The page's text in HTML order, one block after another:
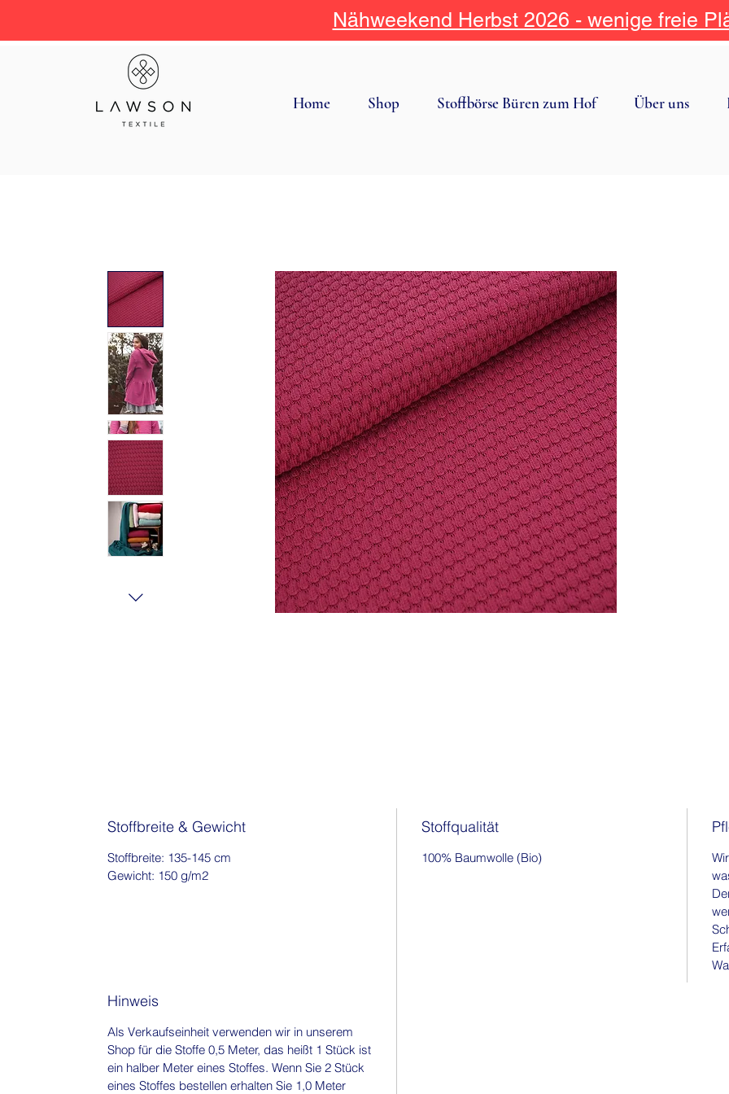
Nähweekend Herbst 2026 - wenige freie
Home Shop Stoffbörse Büren zum Hof Über uns
Stoffbreite & Gewicht
Stoffbreite: 135-145 cm
Gewicht: 150 g/m2
Stoffqualität
100% Baumwolle (Bio)
Hinweis
Als Verkaufseinheit verwenden wir in unserem
Shop für die Stoffe 0,5 Meter, das heißt 1 Stück ist
ein halber Meter eines Stoffes. Wenn Sie 2 Stück
eines Stoffes bestellen erhalten Sie 1,0 Meter